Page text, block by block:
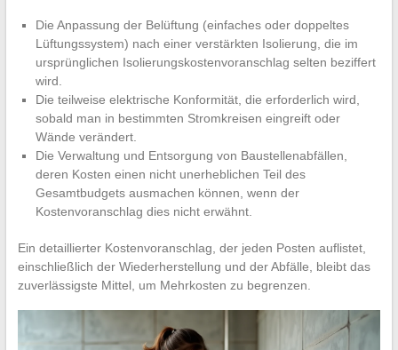
Die Anpassung der Belüftung (einfaches oder doppeltes
Lüftungssystem) nach einer verstärkten Isolierung, die im
ursprünglichen Isolierungskostenvoranschlag selten beziffert
wird.
Die teilweise elektrische Konformität, die erforderlich wird,
sobald man in bestimmten Stromkreisen eingreift oder
Wände verändert.
Die Verwaltung und Entsorgung von Baustellenabfällen,
deren Kosten einen nicht unerheblichen Teil des
Gesamtbudgets ausmachen können, wenn der
Kostenvoranschlag dies nicht erwähnt.
Ein detaillierter Kostenvoranschlag, der jeden Posten auflistet,
einschließlich der Wiederherstellung und der Abfälle, bleibt das
zuverlässigste Mittel, um Mehrkosten zu begrenzen.